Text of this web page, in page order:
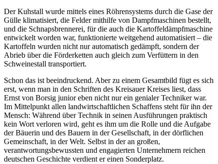
Der Kuhstall wurde mittels eines Röhrensystems durch die Gase der
Gülle klimatisiert, die Felder mithilfe von Dampfmaschinen bestellt,
und die Schnapsbrennerei, für die auch die Kartoffeldämpfmaschine
entwickelt worden war, funktionierte weitgehend automatisiert – die
Kartoffeln wurden nicht nur automatisch gedämpft, sondern der
Abrieb über die Förderketten auch gleich zum Verfüttern in den
Schweinestall transportiert.
Schon das ist beeindruckend. Aber zu einem Gesamtbild fügt es sich
erst, wenn man in den Schriften des Kreisauer Kreises liest, dass
Ernst von Borsig junior eben nicht nur ein genialer Techniker war.
Im Mittelpunkt allen landwirtschaftlichen Schaffens steht für ihn der
Mensch: Während über Technik in seinen Ausführungen praktisch
kein Wort verloren wird, geht es ihm um die Rolle und die Aufgabe
der Bäuerin und des Bauern in der Gesellschaft, in der dörflichen
Gemeinschaft, in der Welt. Selbst in der an großen,
verantwortungsbewussten und engagierten Unternehmern reichen
deutschen Geschichte verdient er einen Sonderplatz.